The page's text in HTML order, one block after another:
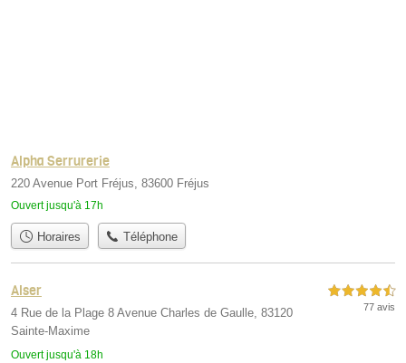
Alpha Serrurerie
220 Avenue Port Fréjus, 83600 Fréjus
Ouvert jusqu'à 17h
Horaires Téléphone
Alser
4 Rue de la Plage 8 Avenue Charles de Gaulle, 83120
Sainte-Maxime
Ouvert jusqu'à 18h
4,5 étoiles sur 5
77 avis